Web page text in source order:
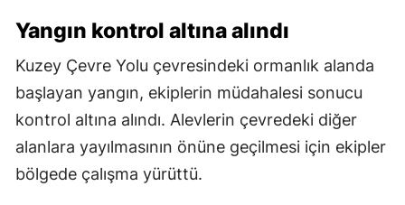
Yangın kontrol altına alındı
Kuzey Çevre Yolu çevresindeki ormanlık alanda
başlayan yangın, ekiplerin müdahalesi sonucu
kontrol altına alındı. Alevlerin çevredeki diğer
alanlara yayılmasının önüne geçilmesi için ekipler
bölgede çalışma yürüttü.